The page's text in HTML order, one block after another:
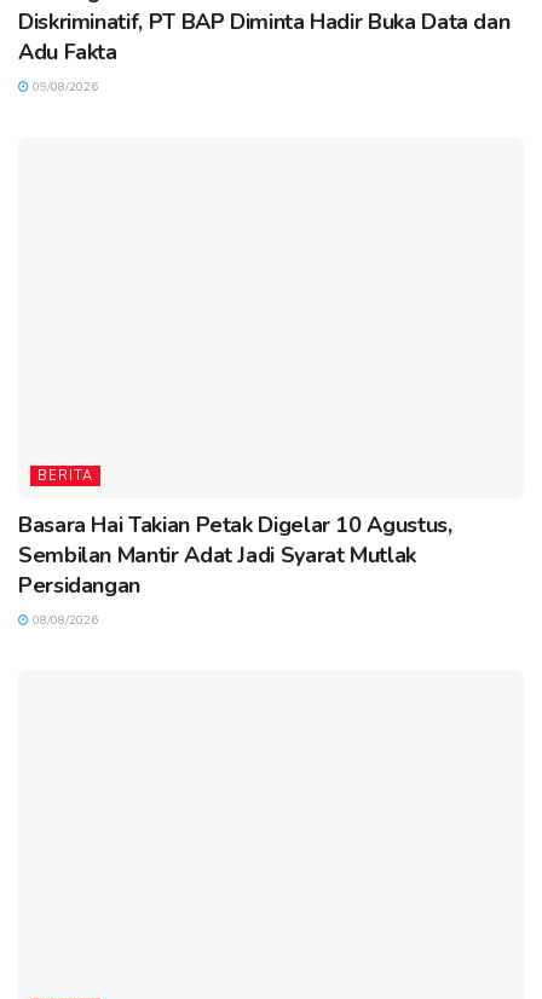
Diskriminatif, PT BAP Diminta Hadir Buka Data dan
Adu Fakta
09/08/2026
BERITA
Basara Hai Takian Petak Digelar 10 Agustus,
Sembilan Mantir Adat Jadi Syarat Mutlak
Persidangan
08/08/2026